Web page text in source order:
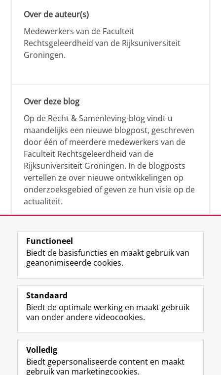
Over de auteur(s)
Medewerkers van de Faculteit
Rechtsgeleerdheid van de Rijksuniversiteit
Groningen.
Over deze blog
Op de Recht & Samenleving-blog vindt u
maandelijks een nieuwe blogpost, geschreven
door één of meerdere medewerkers van de
Faculteit Rechtsgeleerdheid van de
Rijksuniversiteit Groningen. In de blogposts
vertellen ze over nieuwe ontwikkelingen op
onderzoeksgebied of geven ze hun visie op de
actualiteit.
Volg de RUG
F
a
e
b
o
p
a
L
i
k
e
I
-
p
R
S
-
f
e
R
I
n
t
r
m
Y
o
T
e
k
Studiekiezers
Alumni
Over ons
Functioneel
Biedt de basisfuncties en maakt gebruik van
geanonimiseerde cookies.
Standaard
Biedt de optimale werking en maakt gebruik
van onder andere videocookies.
Volledig
Biedt gepersonaliseerde content en maakt
gebruik van marketingcookies.